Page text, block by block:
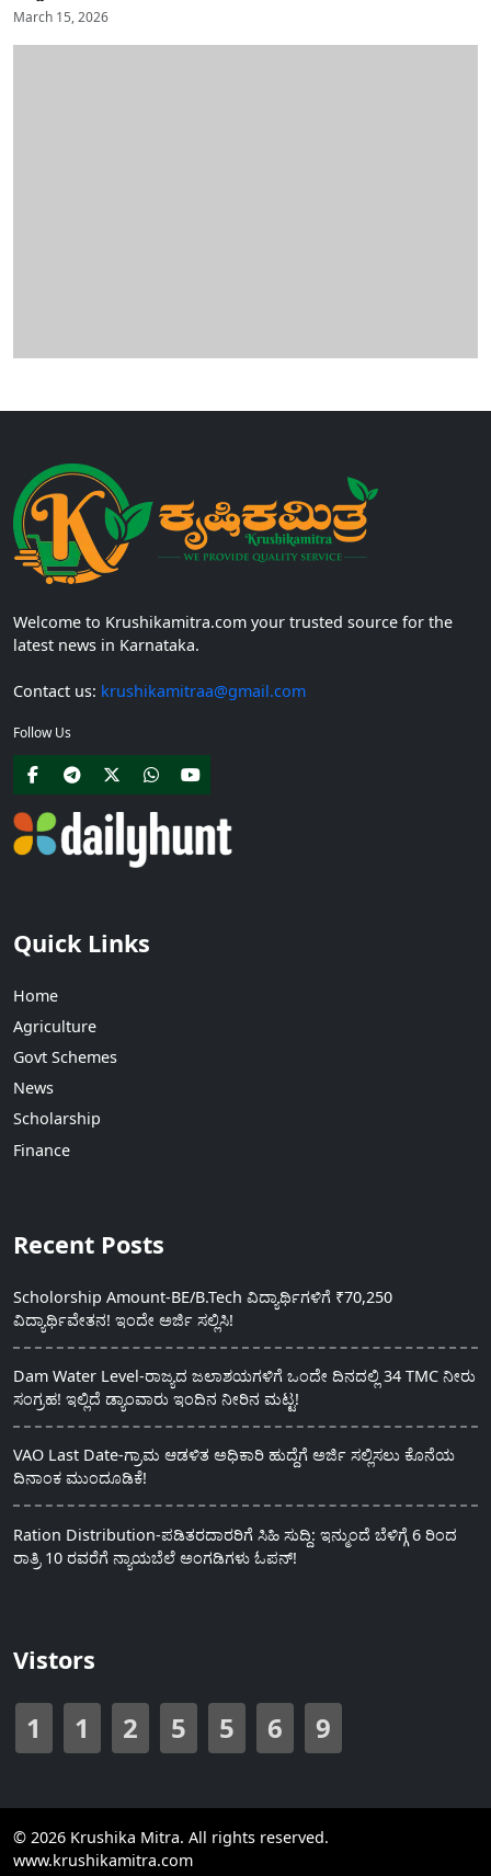
March 15, 2026
Welcome to Krushikamitra.com your trusted source for the
latest news in Karnataka.
Contact us: krushikamitraa@gmail.com
Follow Us
Quick Links
Home
Agriculture
Govt Schemes
News
Scholarship
Finance
Recent Posts
Scholorship Amount-BE/B.Tech ವಿದ್ಯಾರ್ಥಿಗಳಿಗೆ ₹70,250
ವಿದ್ಯಾರ್ಥಿವೇತನ! ಇಂದೇ ಅರ್ಜಿ ಸಲ್ಲಿಸಿ!
Dam Water Level-ರಾಜ್ಯದ ಜಲಾಶಯಗಳಿಗೆ ಒಂದೇ ದಿನದಲ್ಲಿ 34 TMC ನೀರು
ಸಂಗ್ರಹ! ಇಲ್ಲಿದೆ ಡ್ಯಾಂವಾರು ಇಂದಿನ ನೀರಿನ ಮಟ್ಟ!
VAO Last Date-ಗ್ರಾಮ ಆಡಳಿತ ಅಧಿಕಾರಿ ಹುದ್ದೆಗೆ ಅರ್ಜಿ ಸಲ್ಲಿಸಲು ಕೊನೆಯ
ದಿನಾಂಕ ಮುಂದೂಡಿಕೆ!
Ration Distribution-ಪಡಿತರದಾರರಿಗೆ ಸಿಹಿ ಸುದ್ದಿ: ಇನ್ಮುಂದೆ ಬೆಳಿಗ್ಗೆ 6 ರಿಂದ
ರಾತ್ರಿ 10 ರವರೆಗೆ ನ್ಯಾಯಬೆಲೆ ಅಂಗಡಿಗಳು ಓಪನ್!
Vistors
1 1 2 5 5 6 9
© 2026 Krushika Mitra. All rights reserved.
www.krushikamitra.com